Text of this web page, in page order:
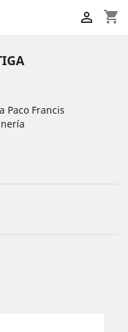
shopping_cart

Paco Francis